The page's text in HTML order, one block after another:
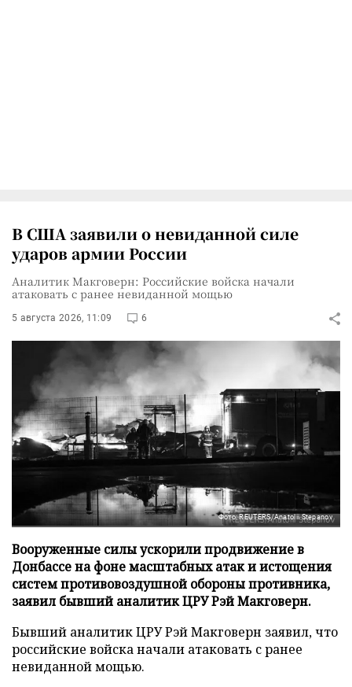
В США заявили о невиданной силе
ударов армии России
Аналитик Макговерн: Российские войска начали
атаковать с ранее невиданной мощью
5 августа 2026, 11:09 6
Фото: REUTERS/Anatolii Stepanov
Вооруженные силы ускорили продвижение в
Донбассе на фоне масштабных атак и истощения
систем противовоздушной обороны противника,
заявил бывший аналитик ЦРУ Рэй Макговерн.
Бывший аналитик ЦРУ Рэй Макговерн заявил, что
российские войска начали атаковать с ранее
невиданной мощью.